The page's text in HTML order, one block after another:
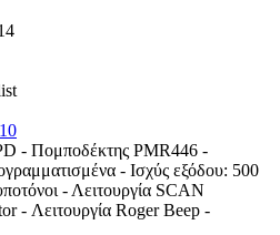
- Πομποδέκτης PMR446 -
- Ισχύς εξόδου: 500
- Λειτουργία SCAN
- Λειτουργία Roger Beep -